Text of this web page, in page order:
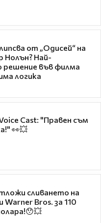
от „Одисей“ на
Най-
решение във филма
логика
Cast: "Правен съм
👀💥
сливането на
Warner Bros. за 110